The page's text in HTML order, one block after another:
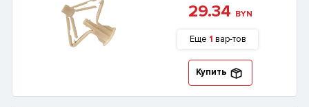
29.34 BYN
Еще 1 вар-тов
Купить